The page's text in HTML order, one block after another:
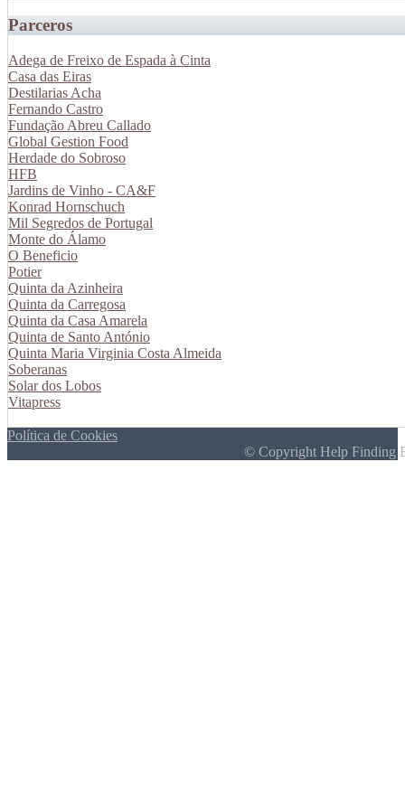
Parceros
Adega de Freixo de Espada à Cinta
Casa das Eiras
Destilarias Acha
Fernando Castro
Fundação Abreu Callado
Global Gestion Food
Herdade do Sobroso
HFB
Jardins de Vinho - CA&F
Konrad Hornschuch
Mil Segredos de Portugal
Monte do Álamo
O Beneficio
Potier
Quinta da Azinheira
Quinta da Carregosa
Quinta da Casa Amarela
Quinta de Santo António
Quinta Maria Virginia Costa Almeida
Soberanas
Solar dos Lobos
Vitapress
Política de Cookies
© Copyright Help Finding